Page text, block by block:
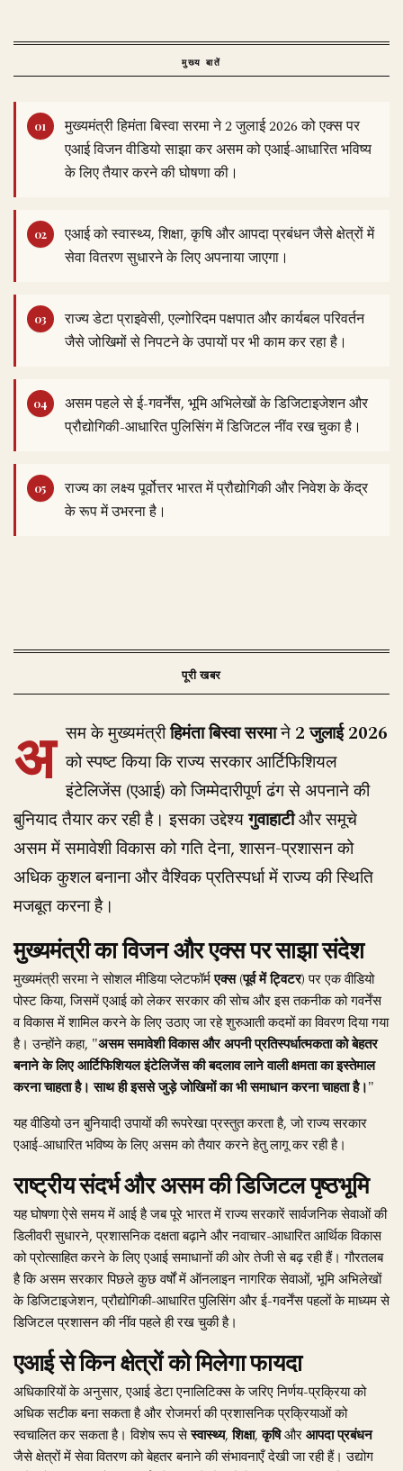
मुख्य बातें
मुख्यमंत्री हिमंता बिस्वा सरमा ने 2 जुलाई 2026 को एक्स पर
एआई विजन वीडियो साझा कर असम को एआई-आधारित भविष्य
के लिए तैयार करने की घोषणा की।
एआई को स्वास्थ्य, शिक्षा, कृषि और आपदा प्रबंधन जैसे क्षेत्रों में
सेवा वितरण सुधारने के लिए अपनाया जाएगा।
राज्य डेटा प्राइवेसी, एल्गोरिदम पक्षपात और कार्यबल परिवर्तन
जैसे जोखिमों से निपटने के उपायों पर भी काम कर रहा है।
असम पहले से ई-गवर्नेंस, भूमि अभिलेखों के डिजिटाइजेशन और
प्रौद्योगिकी-आधारित पुलिसिंग में डिजिटल नींव रख चुका है।
राज्य का लक्ष्य पूर्वोत्तर भारत में प्रौद्योगिकी और निवेश के केंद्र
के रूप में उभरना है।
अ सम के मुख्यमंत्रीहिमंता बिस्वा सरमाने 2 जुलाई 2026
को स्पष्ट किया कि राज्य सरकार आर्टिफिशियल
इंटेलिजेंस (एआई) को जिम्मेदारीपूर्ण ढंग से अपनाने की
बुनियाद तैयार कर रही है। इसका उद्देश्यगुवाहाटीऔर समूचे
असम में समावेशी विकास को गति देना, शासन-प्रशासन को
अधिक कुशल बनाना और वैश्विक प्रतिस्पर्धा में राज्य की स्थिति
मजबूत करना है।
मुख्यमंत्री का विजन और एक्स पर साझा संदेश
मुख्यमंत्री सरमा ने सोशल मीडिया प्लेटफॉर्मएक्स (पूर्व में ट्विटर)पर एक वीडियो
पोस्ट किया, जिसमें एआई को लेकर सरकार की सोच और इस तकनीक को गवर्नेंस
व विकास में शामिल करने के लिए उठाए जा रहे शुरुआती कदमों का विवरण दिया गया
है। उन्होंने कहा, "असम समावेशी विकास और अपनी प्रतिस्पर्धात्मकता को बेहतर
बनाने के लिए आर्टिफिशियल इंटेलिजेंस की बदलाव लाने वाली क्षमता का इस्तेमाल
करना चाहता है। साथ ही इससे जुड़े जोखिमों का भी समाधान करना चाहता है।"
यह वीडियो उन बुनियादी उपायों की रूपरेखा प्रस्तुत करता है, जो राज्य सरकार
एआई-आधारित भविष्य के लिए असम को तैयार करने हेतु लागू कर रही है।
राष्ट्रीय संदर्भ और असम की डिजिटल पृष्ठभूमि
यह घोषणा ऐसे समय में आई है जब पूरे भारत में राज्य सरकारें सार्वजनिक सेवाओं की
डिलीवरी सुधारने, प्रशासनिक दक्षता बढ़ाने और नवाचार-आधारित आर्थिक विकास
को प्रोत्साहित करने के लिए एआई समाधानों की ओर तेजी से बढ़ रही हैं। गौरतलब
है कि असम सरकार पिछले कुछ वर्षों में ऑनलाइन नागरिक सेवाओं, भूमि अभिलेखों
के डिजिटाइजेशन, प्रौद्योगिकी-आधारित पुलिसिंग और ई-गवर्नेंस पहलों के माध्यम से
डिजिटल प्रशासन की नींव पहले ही रख चुकी है।
एआई से किन क्षेत्रों को मिलेगा फायदा
अधिकारियों के अनुसार, एआई डेटा एनालिटिक्स के जरिए निर्णय-प्रक्रिया को
अधिक सटीक बना सकता है और रोजमर्रा की प्रशासनिक प्रक्रियाओं को
स्वचालित कर सकता है। विशेष रूप सेस्वास्थ्य,शिक्षा,कृषिऔरआपदा प्रबंधन
जैसे क्षेत्रों में सेवा वितरण को बेहतर बनाने की संभावनाएँ देखी जा रही हैं। उद्योग